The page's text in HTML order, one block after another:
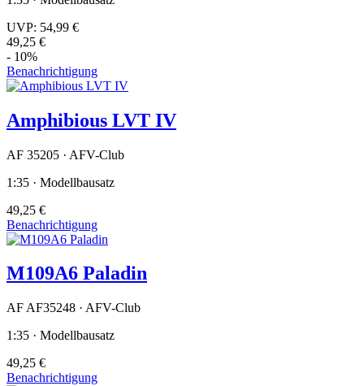
UVP: 54,99 €
49,25 €
- 10%
Benachrichtigung
Amphibious LVT IV
AF 35205 · AFV-Club
1:35 · Modellbausatz
49,25 €
Benachrichtigung
M109A6 Paladin
AF AF35248 · AFV-Club
1:35 · Modellbausatz
49,25 €
Benachrichtigung